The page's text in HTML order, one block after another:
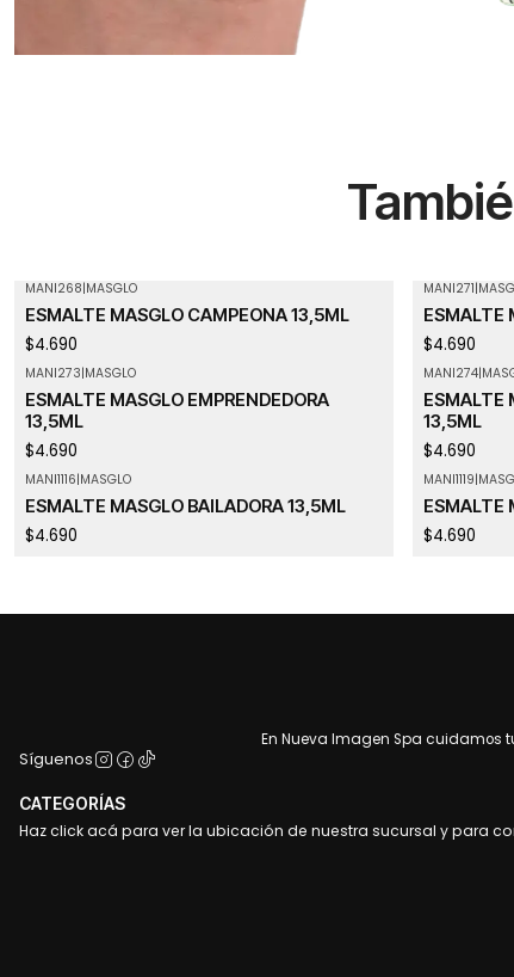
MANI268|MASGLO
ESMALTE MASGLO CAMPEONA 13,5ML
$4.690
MANI271|
ESMALTE
$4.690
MANI273|MASGLO
ESMALTE MASGLO EMPRENDEDORA
13,5ML
$4.690
MANI274|
ESMALTE
13,5ML
$4.690
MANI1116|MASGLO
ESMALTE MASGLO BAILADORA 13,5ML
$4.690
MANI1119|
ESMALTE
$4.690
En Nueva Imagen Spa cuidamos
Síguenos
CATEGORÍAS
Haz click acá para ver la ubicación de nuestra sucursal y para